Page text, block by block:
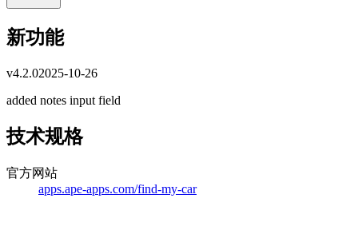
新功能
v4.2.02025-10-26
added notes input field
技术规格
官方网站
apps.ape-apps.com/find-my-car